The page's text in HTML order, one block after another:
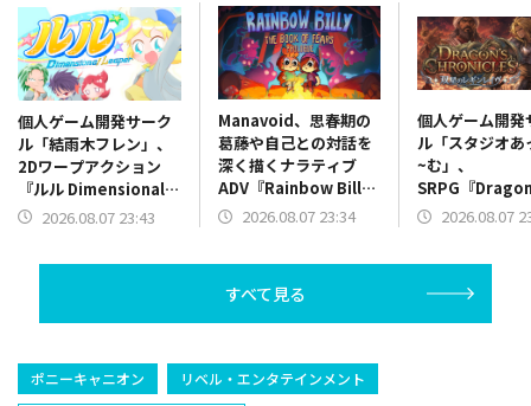
個人ゲーム開発サーク
ル「結雨木フレン」、
2Dワープアクション
『ルル Dimensional
Leaper』体験版をリ
2026.08.07 23:43
Manavoid、思春期の
葛藤や自己との対話を
深く描くナラティブ
ADV『Rainbow Billy:
The Book of Fears』
2026.08.07 23:34
個人ゲーム開発
ル「スタジオあ
~む」、
SRPG『
Chronicles ~~
2026.08.07
すべて見る
ポニーキャニオン
リベル・エンタテインメント